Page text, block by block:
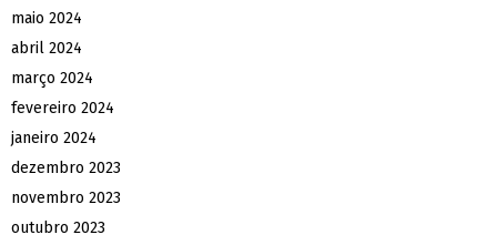
maio 2024
abril 2024
março 2024
fevereiro 2024
janeiro 2024
dezembro 2023
novembro 2023
outubro 2023